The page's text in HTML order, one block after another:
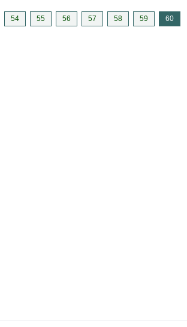
54 55 56 57 58 59 60